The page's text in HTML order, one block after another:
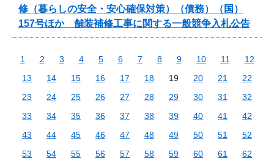
修（暮らしの安全・安心確保対策）（債務）（国）
157号ほか 舗装補修工事に関する一般競争入札公告
1 2 3 4 5 6 7 8 9 10 11
12
13
14 15 16 17 18 19 20 21
22
23
24 25 26 27 28 29 30 31
32
33
34 35 36 37 38 39 40 41
42
43
44 45 46 47 48 49 50 51
52
53
54 55 56 57 58 59 60 61
62